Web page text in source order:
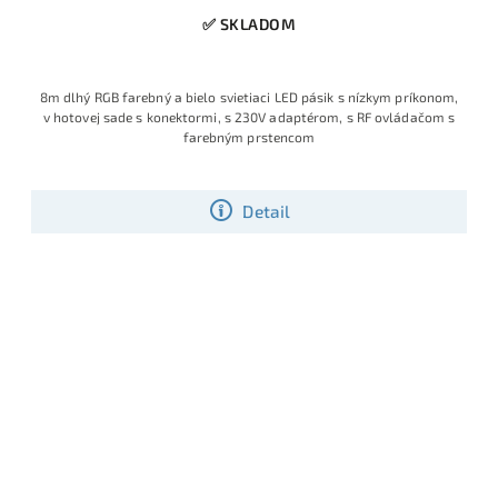
✅ SKLADOM
Detail
8m dlhý RGB farebný a bielo svietiaci LED pásik s nízkym príkonom,
v hotovej sade s konektormi, s 230V adaptérom, s RF ovládačom s
farebným prstencom